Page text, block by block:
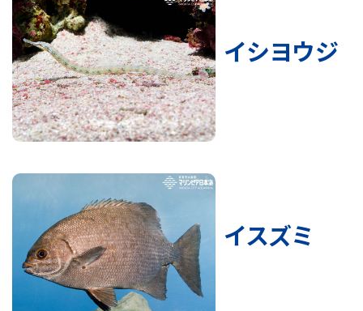
イシヨウジ
イスズミ